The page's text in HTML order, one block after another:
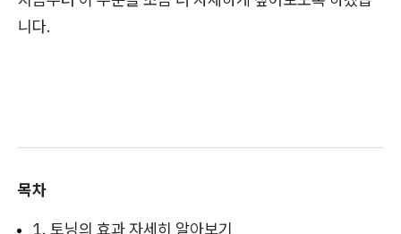
니다.
목차
1. 토닝의 효과 자세히 알아보기